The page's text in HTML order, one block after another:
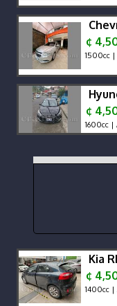
¢
1500cc |
¢
1600cc |
Kia
¢
1400cc |